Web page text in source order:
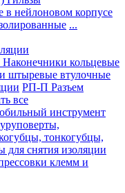
в нейлоновом корпусе
...
кольцевые
штыревые втулочные
РП-П Разъем
все
инструмент
тонкогубцы,
снятия изоляции
клемм и